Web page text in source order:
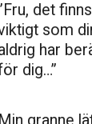
det
som
har
dig…”
Min granne